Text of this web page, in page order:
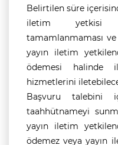
Belirtilen süre
iletim yetkisi
tamamlanmaması
yayın iletim
ödemesi halinde
hizmetlerini
Başvuru talebini
taahhütnameyi
yayın iletim
ödemez veya yayın